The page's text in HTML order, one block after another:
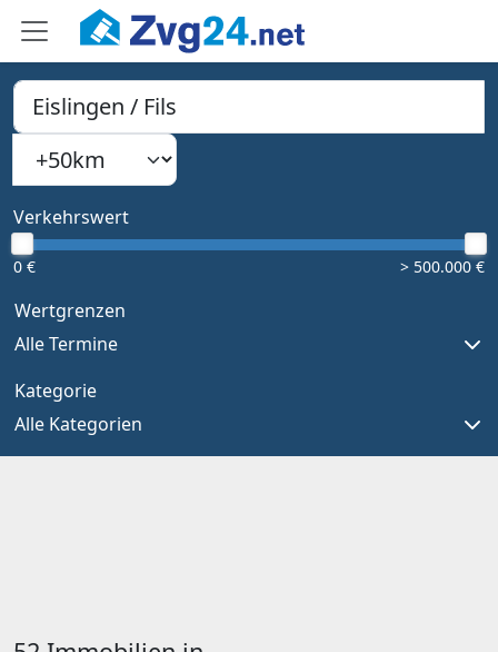
PLZ, Ort oder Bundesland
Type 1 or more characters for results.
Suchradius
Verkehrswert
0 € > 500.000 €
Wertgrenzen
Alle Termine
Kategorie
Alle Kategorien